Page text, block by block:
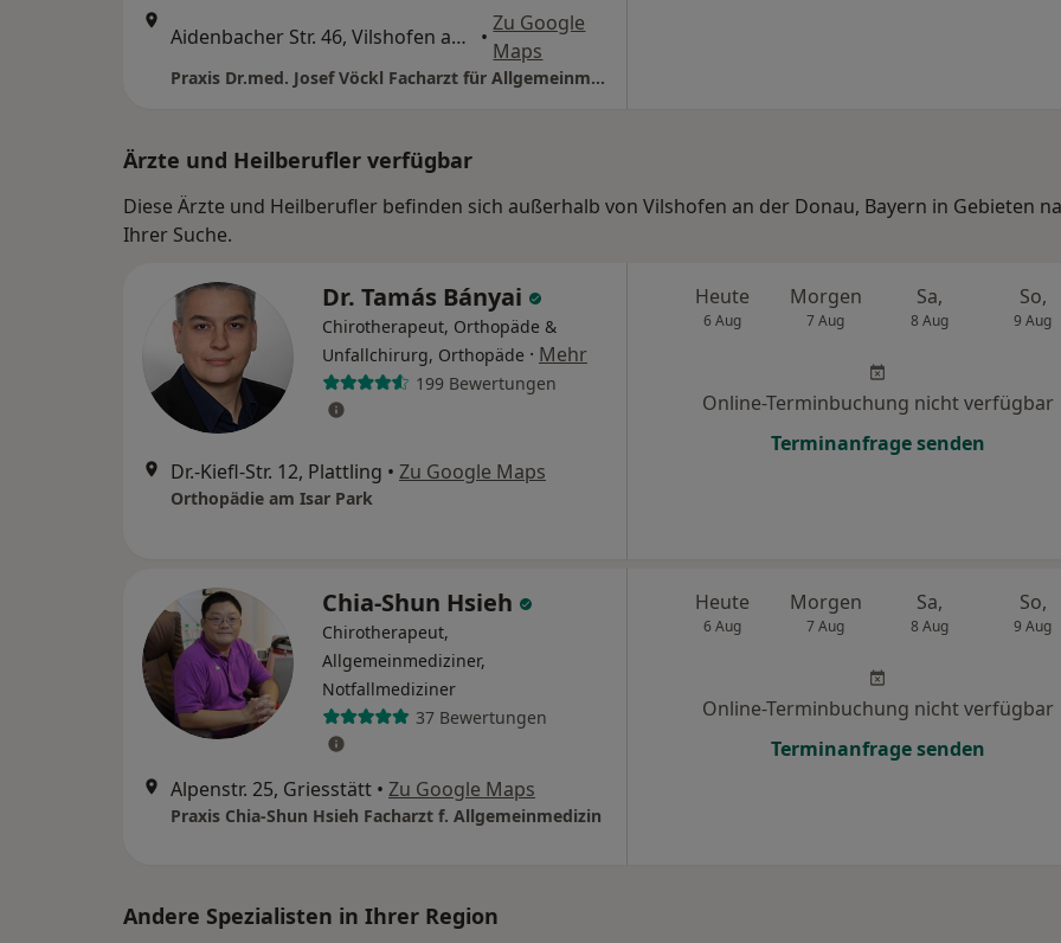
Aidenbacher Str. 46, Vilshofen an der Donau •
Zu Google
Maps
Praxis Dr.med. Josef Vöckl Facharzt für Allgemeinmedizin
Ärzte und Heilberufler verfügbar
Diese Ärzte und Heilberufler befinden sich außerhalb von Vilshofen an der Donau, Bayern in Gebieten
Ihrer Suche.
Dr. Tamás Bányai
Chirotherapeut, Orthopäde &
Unfallchirurg, Orthopäde · Mehr
199 Bewertungen
Dr.-Kiefl-Str. 12, Plattling • Zu Google Maps
Orthopädie am Isar Park
Heute
6 Aug
Morgen
7 Aug
Sa,
8 Aug
So,
9 Aug
Online-Terminbuchung nicht verfügbar
Terminanfrage senden
Chia-Shun Hsieh
Chirotherapeut,
Allgemeinmediziner,
Notfallmediziner
37 Bewertungen
Alpenstr. 25, Griesstätt • Zu Google Maps
Praxis Chia-Shun Hsieh Facharzt f. Allgemeinmedizin
Heute
6 Aug
Morgen
7 Aug
Sa,
8 Aug
So,
9 Aug
Online-Terminbuchung nicht verfügbar
Terminanfrage senden
Andere Spezialisten in Ihrer Region